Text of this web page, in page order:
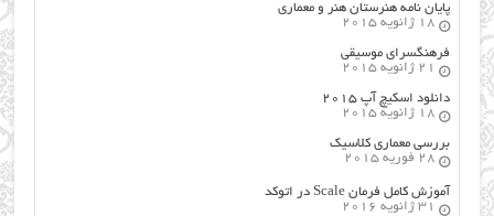
پایان نامه هنرستان هنر و معماري
18 ژانویه 2015
فرهنگسراي موسيقي
21 ژانویه 2015
دانلود اسکیچ آپ ۲۰۱۵
18 ژانویه 2015
بررسی معماری کلاسیک
28 فوریه 2015
آموزش کامل فرمان Scale در اتوکد
31 ژانویه 2016